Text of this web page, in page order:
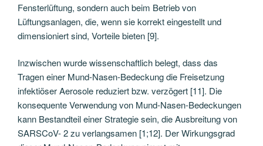
Fensterlüftung, sondern auch beim Betrieb von
Lüftungsanlagen, die, wenn sie korrekt eingestellt und
dimensioniert sind, Vorteile bieten [9].
Inzwischen wurde wissenschaftlich belegt, dass das
Tragen einer Mund-Nasen-Bedeckung die Freisetzung
infektiöser Aerosole reduziert bzw. verzögert [11]. Die
konsequente Verwendung von Mund-Nasen-Bedeckungen
kann Bestandteil einer Strategie sein, die Ausbreitung von
SARSCoV- 2 zu verlangsamen [1;12]. Der Wirkungsgrad